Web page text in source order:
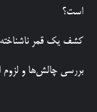
است؟
کشف یک قمر
بررسی چالش‌ها و لزوم